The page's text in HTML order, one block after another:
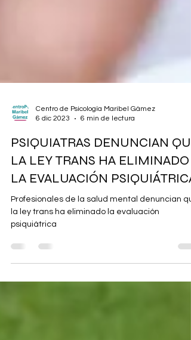
Centro de Psicología Maribel Gámez
6 dic 2023
6 min de lectura
PSIQUIATRAS DENUNCIAN QUE
LA LEY TRANS HA ELIMINADO
LA EVALUACIÓN PSIQUIÁTRICA
Profesionales de la salud mental denuncian